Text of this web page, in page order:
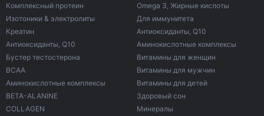
Комплексный протеин
Изотоники & электролиты
Креатин
Антиоксиданты, Q10
Бустер тестостерона
ВСАА
Аминокислотные комплексы
BETA-ALANINE
COLLAGEN
Omega 3, Жирные кислоты
Для иммунитета
Антиоксиданты, Q10
Аминокислотные комплексы
Витамины для женщин
Витамины для мужчин
Витамины для детей
Здоровый сон
Минералы